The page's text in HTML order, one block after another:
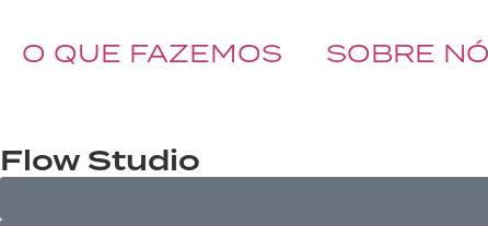
O QUE FAZEMOS SOBRE
Flow Studio